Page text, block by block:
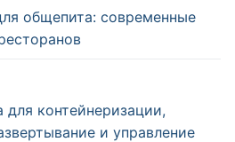
общепита: современные
контейнеризации,
и управление